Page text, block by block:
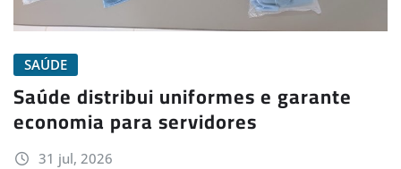
SAÚDE
Saúde distribui uniformes e garante
economia para servidores
31 jul, 2026